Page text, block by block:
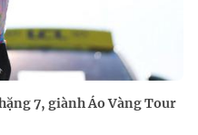
7, giành Áo Vàng Tour